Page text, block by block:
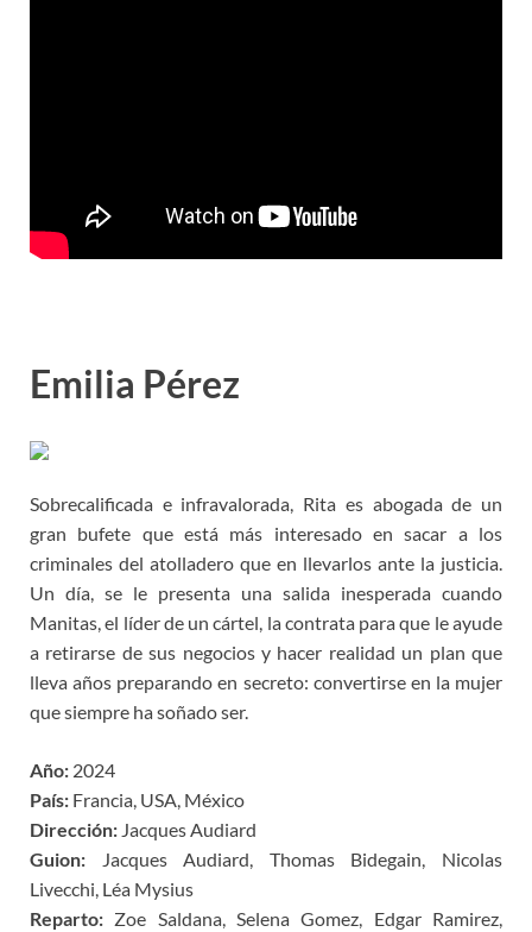
Emilia Pérez
Sobrecalificada e infravalorada, Rita es abogada de un
gran bufete que está más interesado en sacar a los
criminales del atolladero que en llevarlos ante la justicia.
Un día, se le presenta una salida inesperada cuando
Manitas, el líder de un cártel, la contrata para que le ayude
a retirarse de sus negocios y hacer realidad un plan que
lleva años preparando en secreto: convertirse en la mujer
que siempre ha soñado ser.
Año: 2024
País: Francia, USA, México
Dirección: Jacques Audiard
Guion: Jacques Audiard, Thomas Bidegain, Nicolas
Livecchi, Léa Mysius
Reparto: Zoe Saldana, Selena Gomez, Edgar Ramirez,